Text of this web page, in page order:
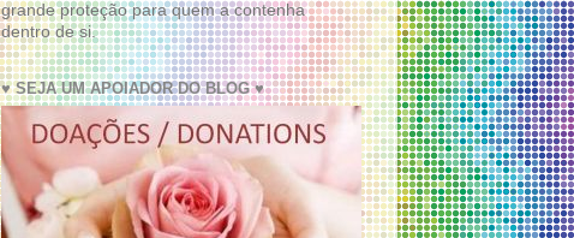
grande proteção para quem a contenha
dentro de si.
♥ SEJA UM APOIADOR DO BLOG ♥